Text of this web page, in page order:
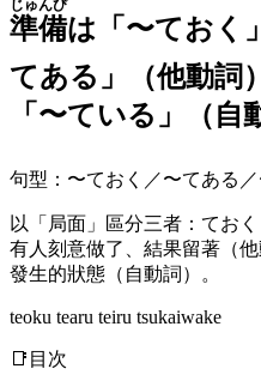
準備
じゅんび
は「 〜ておく
てある 」（他動詞
「 〜ている 」（自
句型 ： 〜ておく／〜てある
以「局面」區分三者：てお
有人刻意做了、結果留著（
發生的狀態（自動詞）。
teoku tearu teiru tsukaiwake
📑 目次